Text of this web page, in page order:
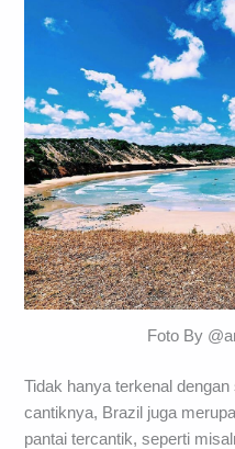
Foto By
Tidak hanya terkenal
cantiknya, Brazil juga
pantai tercantik, seperti